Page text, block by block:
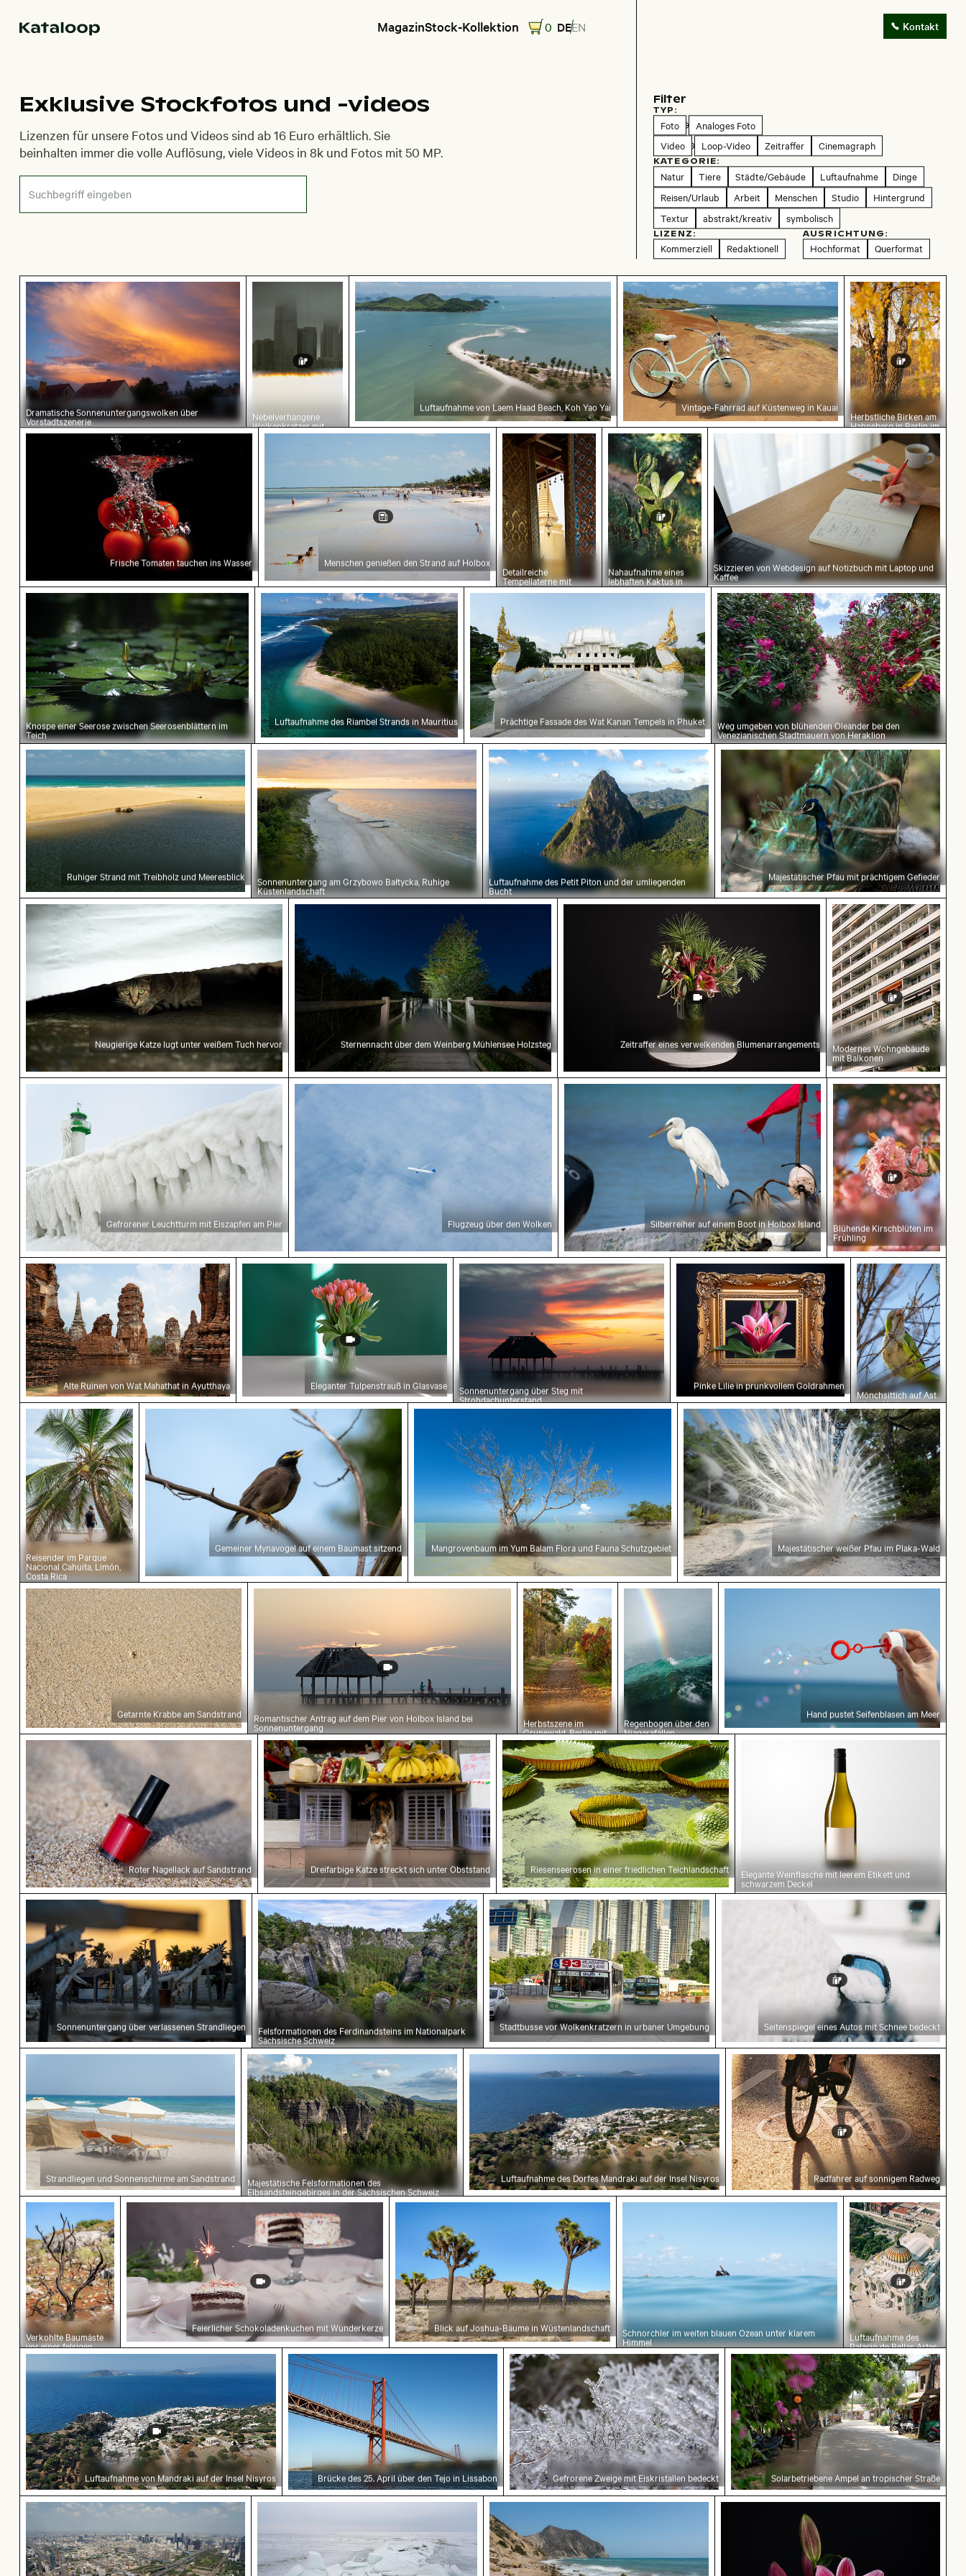
MagazinStock-Kollektion 0 DEEN Kontakt
Exklusive Stockfotos und -videos
Lizenzen für unsere Fotos und Videos sind ab 16 Euro erhältlich. Sie
beinhalten immer die volle Auflösung, viele Videos in 8k und Fotos mit 50 MP.
Filter
TYP:
Foto
Analoges Foto
Video
Loop-Video Zeitraffer Cinemagraph
KATEGORIE:
Natur Tiere Städte/Gebäude Luftaufnahme
Dinge
Reisen/Urlaub
Arbeit Menschen Studio
Hintergrund
Textur
abstrakt/kreativ symbolisch
LIZENZ:
Kommerziell Redaktionell
AUSRICHTUNG:
Hochformat Querformat
Dramatische Sonnenuntergangswolken über
Vorstadtszenerie Nebelverhangene
Wolkenkratzer mit
Filmeffekt
Luftaufnahme von Laem Haad Beach, Koh Yao Yai Vintage-Fahrrad auf Küstenweg in Kauai
Herbstliche Birken am
Hahneberg in Berlin im
goldenen Licht
Frische Tomaten tauchen ins Wasser Menschen genießen den Strand auf Holbox
Detailreiche
Tempellaterne mit
goldenem Stupa
Nahaufnahme eines
lebhaften Kaktus in
natürlicher Umgebung
Skizzieren von Webdesign auf Notizbuch mit Laptop und
Kaffee
Knospe einer Seerose zwischen Seerosenblättern im
Teich
Luftaufnahme des Riambel Strands in Mauritius Prächtige Fassade des Wat Kanan Tempels in Phuket Weg umgeben von blühenden Oleander bei den
Venezianischen Stadtmauern von Heraklion
Ruhiger Strand mit Treibholz und Meeresblick Sonnenuntergang am Grzybowo Bałtycka, Ruhige
Küstenlandschaft
Luftaufnahme des Petit Piton und der umliegenden
Bucht
Majestätischer Pfau mit prächtigem Gefieder
Neugierige Katze lugt unter weißem Tuch hervor Sternennacht über dem Weinberg Mühlensee Holzsteg Zeitraffer eines verwelkenden Blumenarrangements Modernes Wohngebäude
mit Balkonen
Gefrorener Leuchtturm mit Eiszapfen am Pier Flugzeug über den Wolken Silberreiher auf einem Boot in Holbox Island Blühende Kirschblüten im
Frühling
Alte Ruinen von Wat Mahathat in Ayutthaya Eleganter Tulpenstrauß in Glasvase Sonnenuntergang über Steg mit
Strohdachunterstand
Pinke Lilie in prunkvollem Goldrahmen
Mönchsittich auf Ast
sitzend beim
Knabbern an Zweig
Reisender im Parque
Nacional Cahuita, Limón,
Costa Rica
Gemeiner Mynavogel auf einem Baumast sitzend Mangrovenbaum im Yum Balam Flora und Fauna Schutzgebiet Majestätischer weißer Pfau im Plaka-Wald
Getarnte Krabbe am Sandstrand Romantischer Antrag auf dem Pier von Holbox Island bei
Sonnenuntergang Herbstszene im
Grunewald, Berlin mit
buntem Laub
Regenbogen über den
Niagarafällen,
Naturwunder
Hand pustet Seifenblasen am Meer
Roter Nagellack auf Sandstrand Dreifarbige Katze streckt sich unter Obststand Riesenseerosen in einer friedlichen Teichlandschaft Elegante Weinflasche mit leerem Etikett und
schwarzem Deckel
Sonnenuntergang über verlassenen Strandliegen Felsformationen des Ferdinandsteins im Nationalpark
Sächsische Schweiz
Stadtbusse vor Wolkenkratzern in urbaner Umgebung Seitenspiegel eines Autos mit Schnee bedeckt
Strandliegen und Sonnenschirme am Sandstrand Majestätische Felsformationen des
Elbsandsteingebirges in der Sächsischen Schweiz
Luftaufnahme des Dorfes Mandraki auf der Insel Nisyros Radfahrer auf sonnigem Radweg
Verkohlte Baumäste
vor einer felsigen
Landschaft
Feierlicher Schokoladenkuchen mit Wunderkerze Blick auf Joshua-Bäume in Wüstenlandschaft Schnorchler im weiten blauen Ozean unter klarem
Himmel Luftaufnahme des
Palacio de Bellas Artes,
Mexiko-Stadt
Luftaufnahme von Mandraki auf der Insel Nisyros Brücke des 25. April über den Tejo in Lissabon Gefrorene Zweige mit Eiskristallen bedeckt Solarbetriebene Ampel an tropischer Straße